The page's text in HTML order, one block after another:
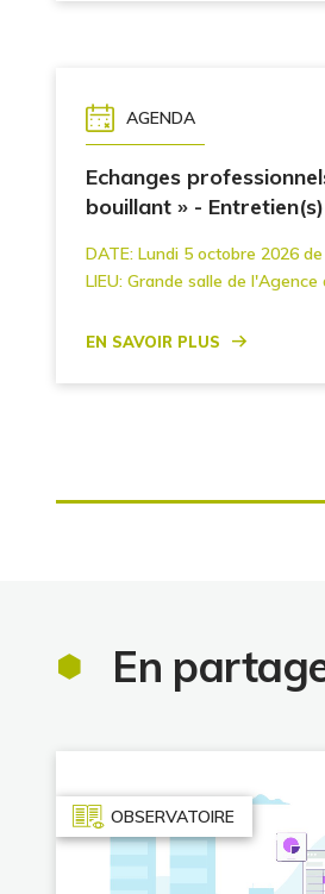
AGENDA
Echanges
bouillant » -
DATE: Lundi 5 octobre 2026
LIEU: Grande salle de
En savoir plus
En
OBSERVATOIRE